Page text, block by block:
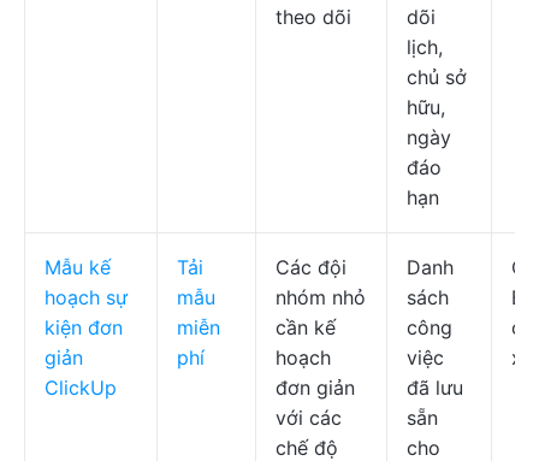
theo dõi
dõi
lịch,
chủ sở
hữu,
ngày
đáo
hạn
Mẫu kế
hoạch sự
kiện đơn
giản
ClickUp
Tải
mẫu
miễn
phí
Các đội
nhóm nhỏ
cần kế
hoạch
đơn giản
với các
chế độ
Danh
sách
công
việc
đã lưu
sẵn
cho